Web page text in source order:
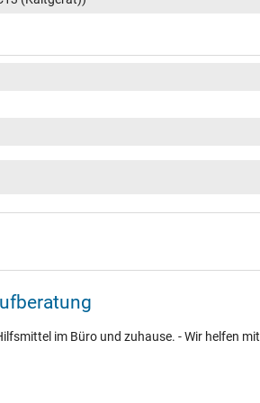
im Büro und zuhause. - Wir helfen mit